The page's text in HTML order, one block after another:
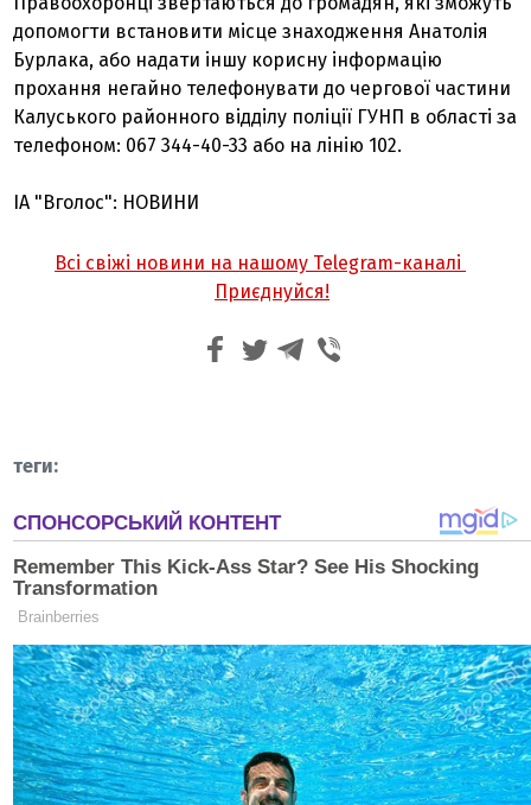
допомогти встановити місце знаходження Анатолія
Бурлака, або надати іншу корисну інформацію
прохання негайно телефонувати до чергової частини
Калуського районного відділу поліції ГУНП в області за
телефоном: 067 344-40-33 або на лінію 102.
ІА "Вголос": НОВИНИ
Всі свіжі новини на нашому Telegram-каналі
Приєднуйся!